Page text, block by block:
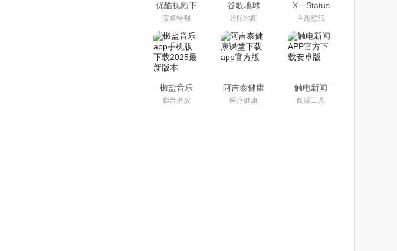
优酷视频下
载安装官方
免费下载
2025
安卓特别
谷歌地球
app下载手
机版2025安
卓版中文最
新免费版
导航地图
X一Status
app官方安
卓最新版本
下载安装
主题壁纸
椒盐音乐
app手机版
下载2025最
影音播放
阿吉泰健康
课堂下载
app官方版
医疗健康
触电新闻
APP官方下
载安卓版
阅读工具